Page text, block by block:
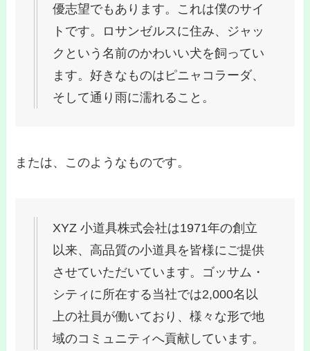
優志望でもあります。これは僕のサイ
トです。ロサンゼルスに住み、ジャッ
クという名前のかわいい犬を飼ってい
ます。好きなものはピニャコラーダ、
そして通り雨に濡れること。
または、このようなものです。
XYZ 小道具株式会社は1971年の創立
以来、高品質の小道具を皆様にご提供
させていただいています。ゴッサム・
シティに所在する当社では2,000名以
上の社員が働いており、様々な形で地
域のコミュニティへ貢献しています。